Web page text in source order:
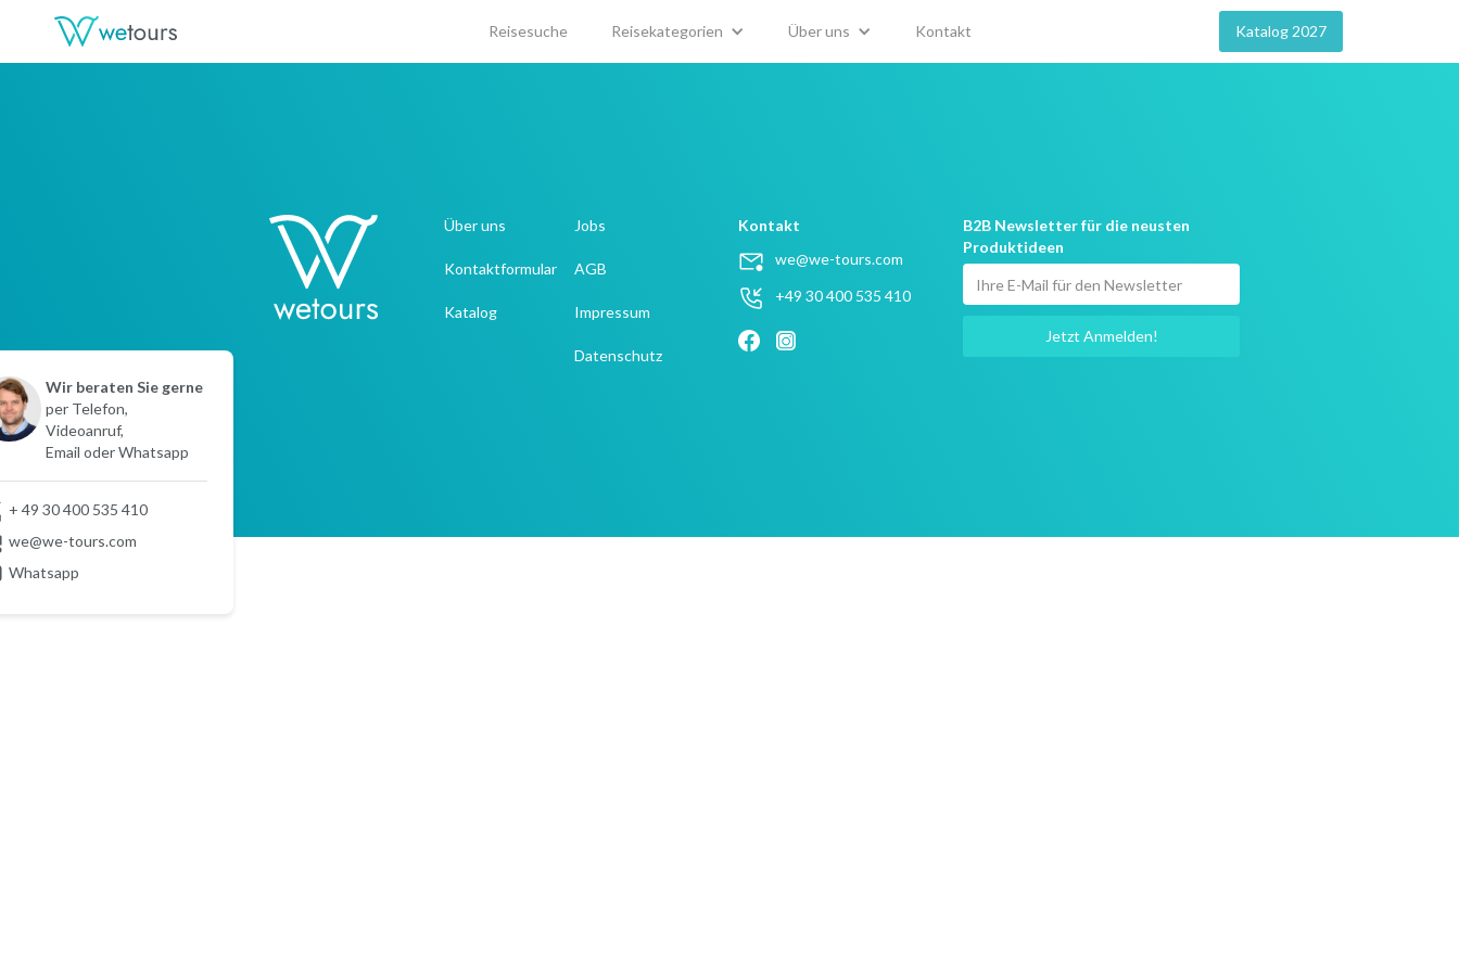
Reisesuche Reisekategorien Über uns Kontakt Katalog 2027
Über uns
Kontaktformular
Katalog
Jobs
AGB
Impressum
Datenschutz
Kontakt
we@we-tours.com
+49 30 400 535 410
B2B Newsletter für die neusten
Produktideen
Sofortkontakt
Wir beraten Sie gerne
per Telefon,
Videoanruf,
Email oder Whatsapp
+ 49 30 400 535 410
we@we-tours.com
Whatsapp